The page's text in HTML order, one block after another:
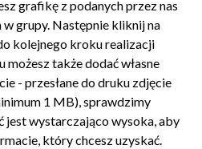
grafikę z podanych przez nas
grupy. Następnie kliknij na
kolejnego kroku realizacji
także dodać własne
- przesłane do druku zdjęcie
1 MB), sprawdzimy
jest wystarczająco wysoka, aby
który chcesz uzyskać.